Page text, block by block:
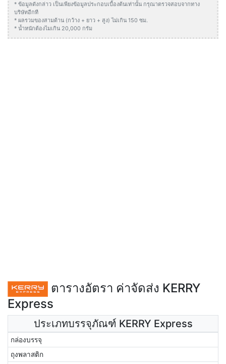
* ข้อมูลดังกล่าว เป็นเพียงข้อมูลประกอบเบื้องต้นเท่านั้น กรุณาตรวจสอบจากทาง
บริษัทอีกที
* ผลรวมของสามด้าน (กว้าง + ยาว + สูง) ไม่เกิน 150 ซม.
* น้ำหนักต้องไมเกิน 20,000 กรัม
ตารางอัตรา ค่าจัดส่ง KERRY
Express
ประเภทบรรจุภัณฑ์ KERRY Express
กล่องบรรจุ
ถุงพลาสติก